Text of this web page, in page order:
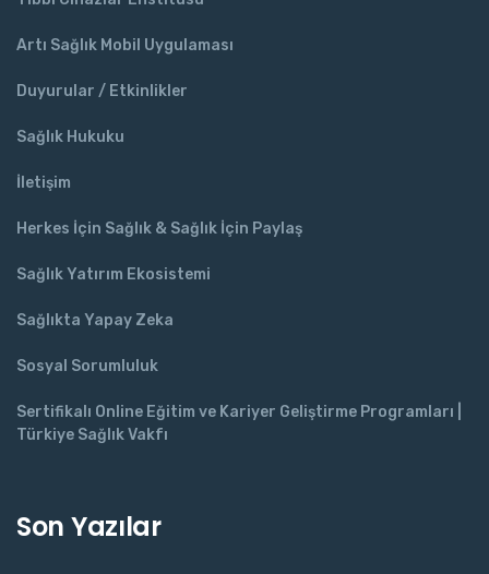
Artı Sağlık Mobil Uygulaması
Duyurular / Etkinlikler
Sağlık Hukuku
İletişim
Herkes İçin Sağlık & Sağlık İçin Paylaş
Sağlık Yatırım Ekosistemi
Sağlıkta Yapay Zeka
Sosyal Sorumluluk
Sertifikalı Online Eğitim ve Kariyer Geliştirme Programları |
Türkiye Sağlık Vakfı
Son Yazılar